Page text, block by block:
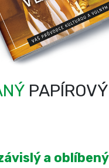
PAPÍROVÝ
a oblíbený